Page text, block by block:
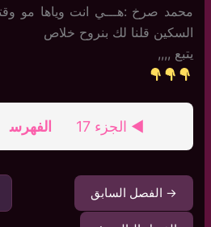
محمد صرخ :هـــي انت وياها مو
السكين قلنا لك بنروح خلاص
يتبع ,,,,
◄ الجزء 17 الفهرس
→ الفصل السابق